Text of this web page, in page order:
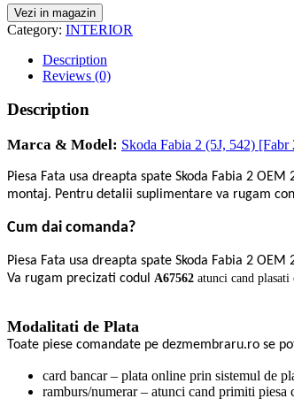
Vezi in magazin
Category: INTERIOR
Description
Reviews (0)
Description
Marca & Model: Skoda Fabia 2 (5J, 542)
Piesa Fata usa dreapta spate Skoda Fabia 2
montaj. Pentru detalii suplimentare va rugam
Cum dai comanda?
Piesa Fata usa dreapta spate Skoda Fabia 2
Va rugam precizati codul A67562 atunci cand
Modalitati de Plata
Toate piese comandate pe dezmembraru.ro se
card bancar – plata online prin sistemul de
ramburs/numerar – atunci cand primiti piesa